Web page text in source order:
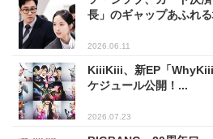
長」のギャップあふれ
2026.06.11
KiiiKiii、新EP「
ケジュール公開！...
2026.07.23